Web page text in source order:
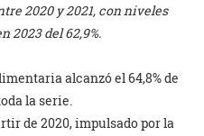
2020 y 2021, con niveles
2023 del 62,9%.
alcanzó el 64,8% de
la serie.
de 2020, impulsado por la